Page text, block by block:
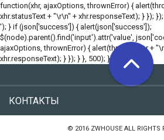
function(xhr, ajaxOptions, thrownError) {
xhr.statusText + "\r\n" + xhr.responseText); } });
'); } if (json['success']) { alert(json['success']);
$(node).parent().find('input').attr('value',
ajaxOptions, thrownError) { alert(thrownError +
xhr.responseText); } }); } }, 500); }); //-->
КОНТАКТЫ
© 2016 ZWHOUSE ALL RIGHTS